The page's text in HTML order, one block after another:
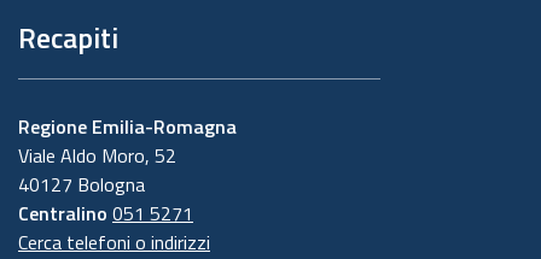
Recapiti
Regione Emilia-Romagna
Viale Aldo Moro, 52
40127 Bologna
Centralino 051 5271
Cerca telefoni o indirizzi